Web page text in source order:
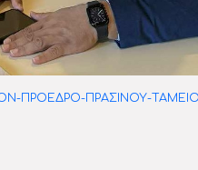
ΠΡΟΕΔΡΟ-ΠΡΑΣΙΝΟΥ-